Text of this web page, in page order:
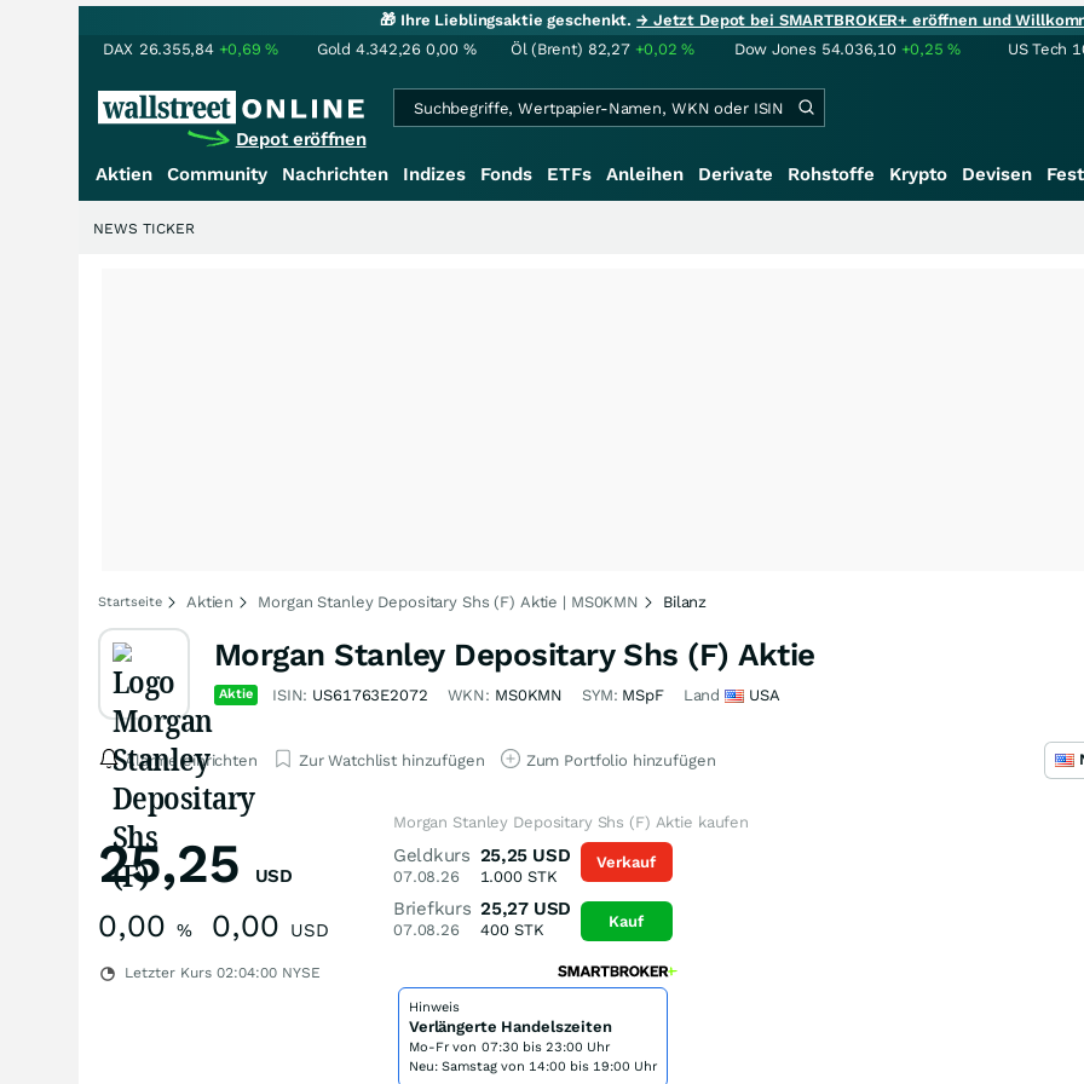
🎁 Ihre Lieblingsaktie geschenkt.→ Jetzt Depot bei SMARTBROKER+ eröffnen und
DAX 26.355,84 +0,69% Gold 4.342,26 0,00 % Öl (Brent) 82,27 +0,02% Dow Jones 54.036,10 +0,25% US Tech
Depot eröffnen
Aktien
Community Nachrichten Indizes Fonds ETFs Anleihen Derivate Rohstoffe Krypto Devisen
NEWS TICKER
Startseite Aktien Morgan Stanley Depositary Shs (F) Aktie | MS0KMN Bilanz
Morgan Stanley Depositary Shs (F) Aktie
Aktie ISIN: US61763E2072 WKN: MS0KMN SYM: MSpF Land USA
Alarme einrichten Zur Watchlist hinzufügen Zum Portfolio hinzufügen
25,25 USD
0,00 % 0,00 USD
Letzter Kurs 02:04:00 NYSE
Morgan Stanley Depositary Shs (F) Aktie kaufen
Geldkurs
07.08.26
25,25 USD
1.000STK
Briefkurs
07.08.26
25,27 USD
400STK
Verkauf
Kauf
Hinweis
Verlängerte Handelszeiten
Mo-Fr von 07:30 bis 23:00 Uhr
Neu: Samstag von 14:00 bis 19:00 Uhr